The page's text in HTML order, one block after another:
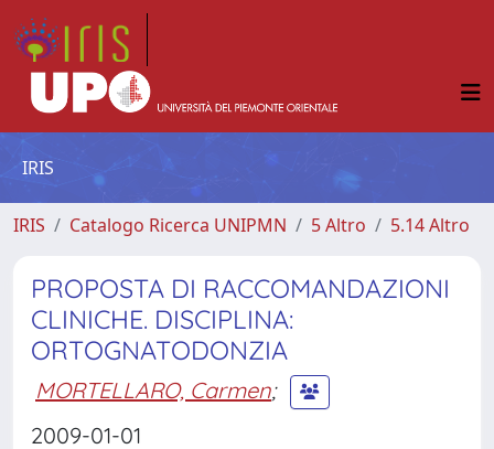
IRIS
IRIS Catalogo Ricerca UNIPMN 5 Altro 5.14 Altro
PROPOSTA DI RACCOMANDAZIONI
CLINICHE. DISCIPLINA:
ORTOGNATODONZIA
MORTELLARO, Carmen;
2009-01-01